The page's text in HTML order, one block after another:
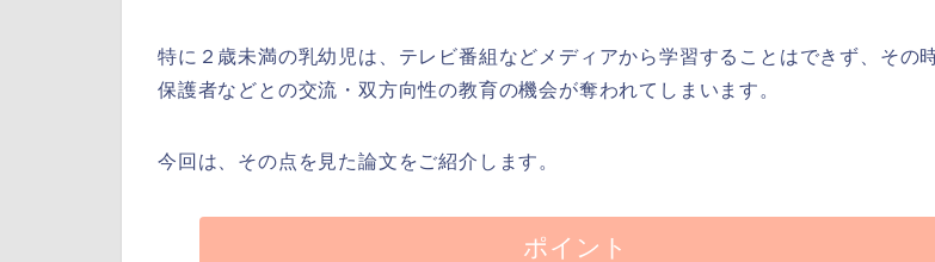
特に２歳未満の乳幼児は、テレビ番組などメディアから学習することはできず、その
保護者などとの交流・双方向性の教育の機会が奪われてしまいます。
今回は、その点を見た論文をご紹介します。
ポイント